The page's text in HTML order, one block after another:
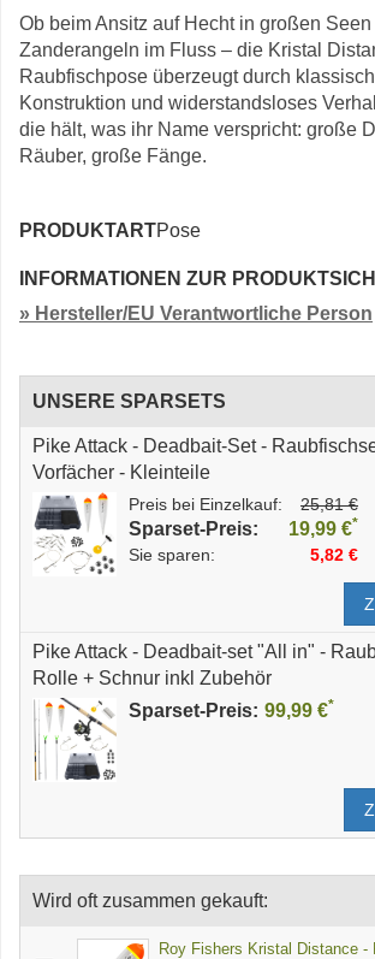
Ob beim Ansitz auf Hecht in großen
Zanderangeln im Fluss – die Kristal
Raubfischpose überzeugt durch
Konstruktion und widerstandsloses
die hält, was ihr Name verspricht: große
Räuber, große Fänge.
PRODUKTARTPose
INFORMATIONEN ZUR
» Hersteller/EU Verantwortliche Person
UNSERE SPARSETS
Pike Attack - Deadbait-Set -
Vorfächer - Kleinteile
Preis bei Einzelkauf: 25,81 €
Sparset-Preis: 19,99 €*
Sie sparen: 5,82 €
Pike Attack - Deadbait-set "All in" -
Rolle + Schnur inkl Zubehör
Sparset-Preis: 99,99 €*
Wird oft zusammen gekauft:
Roy Fishers Kristal Distance -